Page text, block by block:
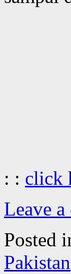
: : click
Leave
Posted
Pakistan